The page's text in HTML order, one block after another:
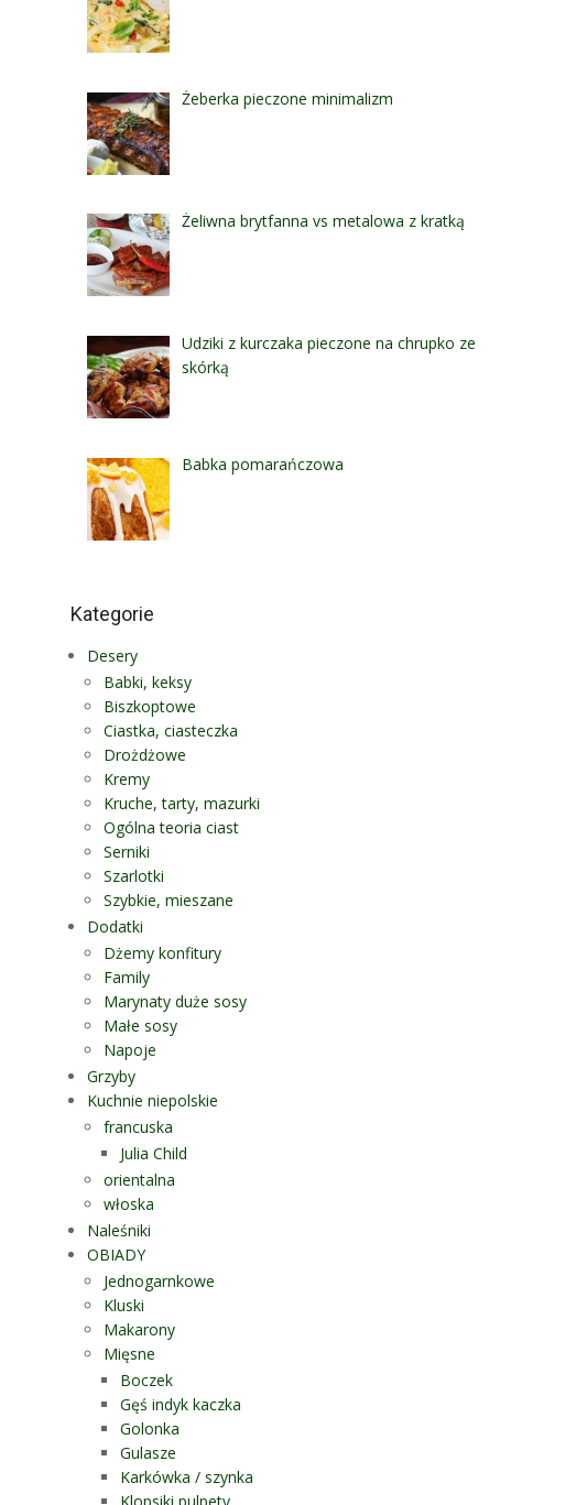
Żeberka pieczone minimalizm
Żeliwna brytfanna vs metalowa z kratką
Udziki z kurczaka pieczone na chrupko ze
skórką
Babka pomarańczowa
Kategorie
Desery
Babki, keksy
Biszkoptowe
Ciastka, ciasteczka
Drożdżowe
Kremy
Kruche, tarty, mazurki
Ogólna teoria ciast
Serniki
Szarlotki
Szybkie, mieszane
Dodatki
Dżemy konfitury
Family
Marynaty duże sosy
Małe sosy
Napoje
Grzyby
Kuchnie niepolskie
francuska
Julia Child
orientalna
włoska
Naleśniki
OBIADY
Jednogarnkowe
Kluski
Makarony
Mięsne
Boczek
Gęś indyk kaczka
Golonka
Gulasze
Karkówka / szynka